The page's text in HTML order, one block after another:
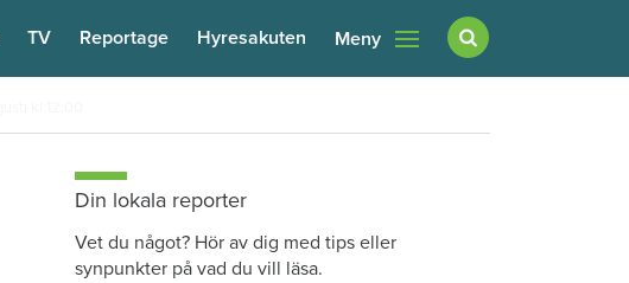
TV Reportage Hyresakuten Meny
Din lokala reporter
Vet du något? Hör av dig med tips eller
synpunkter på vad du vill läsa.